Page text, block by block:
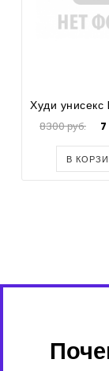
8300 руб.
В